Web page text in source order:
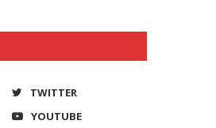
TWITTER
YOUTUBE